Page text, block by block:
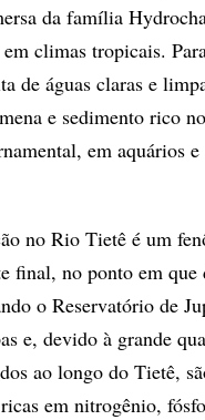
da família
climas tropicais.
de águas claras e
e sedimento rico
em aquários e
no Rio Tietê é um
final, no ponto em que
o Reservatório de
e, devido à grande
ao longo do Tietê,
em nitrogênio,